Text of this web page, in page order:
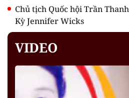
Chủ tịch Quốc hội Trần
Kỳ Jennifer Wicks
VIDEO